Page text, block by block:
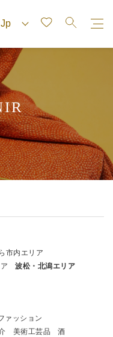
市内エリア
波松・北潟エリア
ァッション
美術工芸品
酒